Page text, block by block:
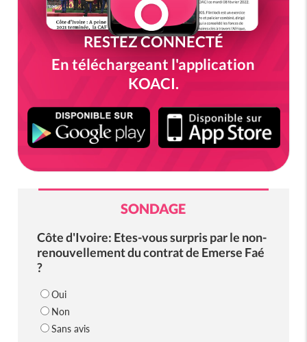
RESTEZ CONNECTÉ
En téléchargeant l'application
KOACI.
SONDAGE
Côte d'Ivoire: Etes-vous surpris par le non-
renouvellement du contrat de Emerse Faé
?
Oui
Non
Sans avis